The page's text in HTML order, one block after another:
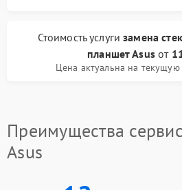
Стоимость услугизамена
планшет Asusот
Цена актуальна на
Преимущества
Asus